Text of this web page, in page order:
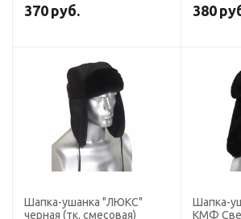
370 руб. 380
Шапка-ушанка "ЛЮКС"
черная (тк. смесовая)
Шапка-
КМФ